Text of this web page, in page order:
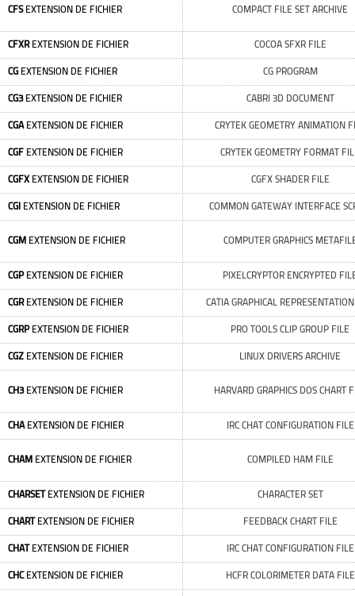
CFSEXTENSION DE FICHIER COMPACT FILE SET ARCHIVE
CFXREXTENSION DE FICHIER COCOA SFXR FILE
CG EXTENSION DE FICHIER CG PROGRAM
CG3EXTENSION DE FICHIER CABRI 3D DOCUMENT
CGAEXTENSION DE FICHIER CRYTEK GEOMETRY ANIMATION
CGF EXTENSION DE FICHIER CRYTEK GEOMETRY FORMAT
CGFXEXTENSION DE FICHIER CGFX SHADER FILE
CGI EXTENSION DE FICHIER COMMON GATEWAY INTERFACE
CGM EXTENSION DE FICHIER COMPUTER GRAPHICS
CGPEXTENSION DE FICHIER PIXELCRYPTOR ENCRYPTED
CGREXTENSION DE FICHIER CATIA GRAPHICAL
CGRPEXTENSION DE FICHIER PRO TOOLS CLIP GROUP FILE
CGZ EXTENSION DE FICHIER LINUX DRIVERS ARCHIVE
CH3EXTENSION DE FICHIER HARVARD GRAPHICS DOS CHART
CHAEXTENSION DE FICHIER IRC CHAT CONFIGURATION FILE
CHAM EXTENSION DE FICHIER COMPILED HAM FILE
CHARSETEXTENSION DE FICHIER CHARACTER SET
CHARTEXTENSION DE FICHIER FEEDBACK CHART FILE
CHATEXTENSION DE FICHIER IRC CHAT CONFIGURATION FILE
CHCEXTENSION DE FICHIER HCFR COLORIMETER DATA FILE